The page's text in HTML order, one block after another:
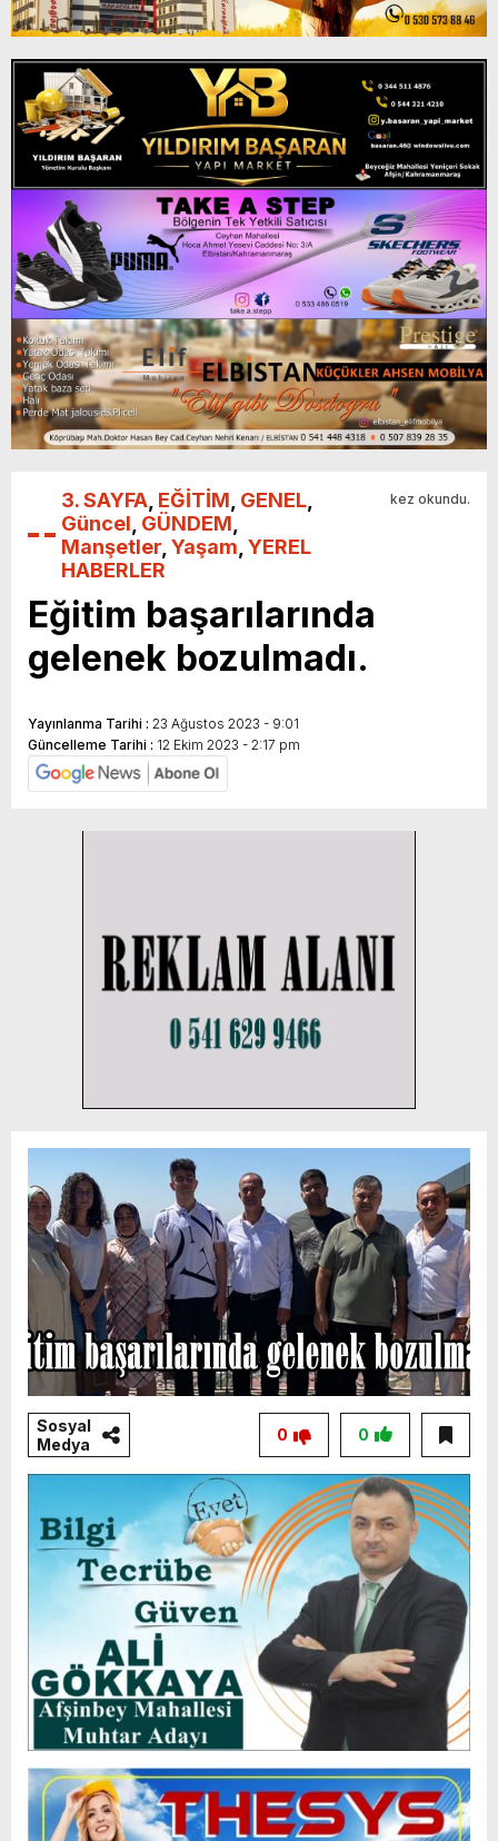
3. SAYFA EĞİTİM GENEL
Güncel GÜNDEM
Manşetler Yaşam YEREL
HABERLER
kez okundu.
Eğitim başarılarında
gelenek bozulmadı.
Yayınlanma Tarihi : 23 Ağustos 2023 - 9:01
Güncelleme Tarihi : 12 Ekim 2023 - 2:17 pm
Sosyal
Medya
0
0